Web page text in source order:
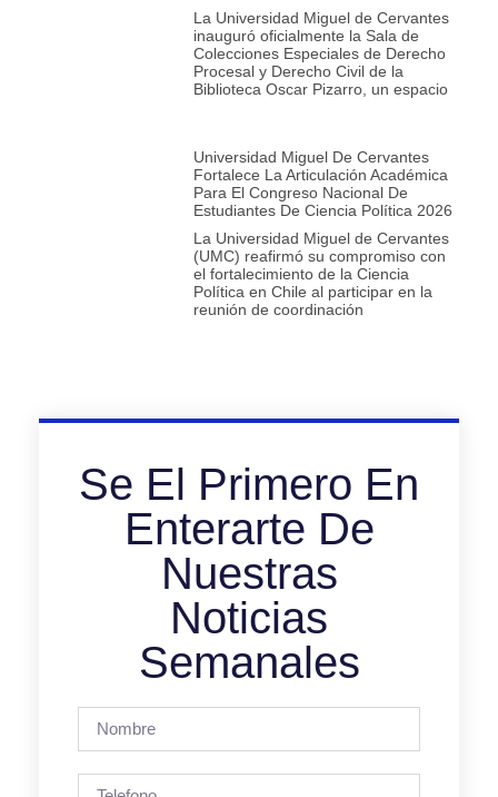
La Universidad Miguel de Cervantes
inauguró oficialmente la Sala de
Colecciones Especiales de Derecho
Procesal y Derecho Civil de la
Biblioteca Oscar Pizarro, un espacio
Universidad Miguel De Cervantes
Fortalece La Articulación Académica
Para El Congreso Nacional De
Estudiantes De Ciencia Política 2026
La Universidad Miguel de Cervantes
(UMC) reafirmó su compromiso con
el fortalecimiento de la Ciencia
Política en Chile al participar en la
reunión de coordinación
Se El Primero En
Enterarte De
Nuestras
Noticias
Semanales